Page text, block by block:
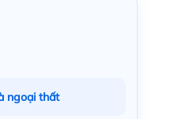
ngoại thất